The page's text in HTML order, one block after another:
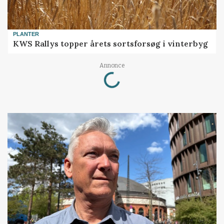
PLANTER
KWS Rallys topper årets sortsforsøg i vinterbyg
Annonce
Loading...